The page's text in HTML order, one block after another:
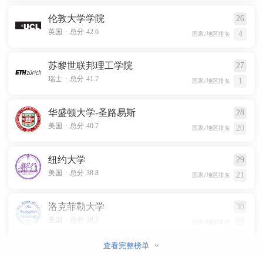
伦敦大学学院 26
英国 . 总分 42.6 国家/地区排名 4
苏黎世联邦理工学院 27
瑞士 . 总分 41.7 国家/地区排名 1
华盛顿大学-圣路易斯 28
美国 . 总分 40.7 国家/地区排名 20
纽约大学 29
美国 . 总分 38.8 国家/地区排名 21
洛克菲勒大学 30
美国 总分 38.2
查看完整榜单